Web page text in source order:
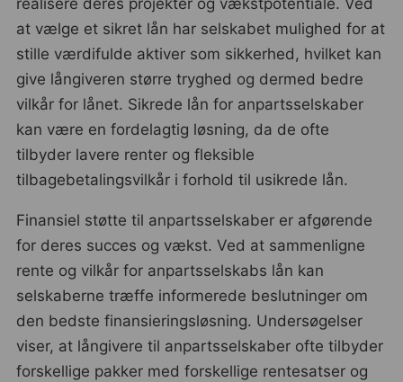
realisere deres projekter og vækstpotentiale. Ved
at vælge et sikret lån har selskabet mulighed for at
stille værdifulde aktiver som sikkerhed, hvilket kan
give långiveren større tryghed og dermed bedre
vilkår for lånet. Sikrede lån for anpartsselskaber
kan være en fordelagtig løsning, da de ofte
tilbyder lavere renter og fleksible
tilbagebetalingsvilkår i forhold til usikrede lån.
Finansiel støtte til anpartsselskaber er afgørende
for deres succes og vækst. Ved at sammenligne
rente og vilkår for anpartsselskabs lån kan
selskaberne træffe informerede beslutninger om
den bedste finansieringsløsning. Undersøgelser
viser, at långivere til anpartsselskaber ofte tilbyder
forskellige pakker med forskellige rentesatser og